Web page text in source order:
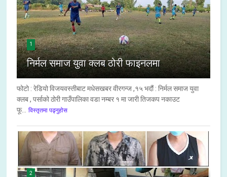
1
निर्मल समाज युवा क्लब ठोरी फाइनलमा
फोटो : रेडियो विजयवस्तीबाट मधेसखबर वीरगन्ज ,१५ भदौं : निर्मल समाज युवा
क्लब , पर्साको ठोरी गाउँपालिका वडा नम्बर १ मा जारी तिजकप नकाउट
फू... विस्तृतमा पढ्नुहोस
2